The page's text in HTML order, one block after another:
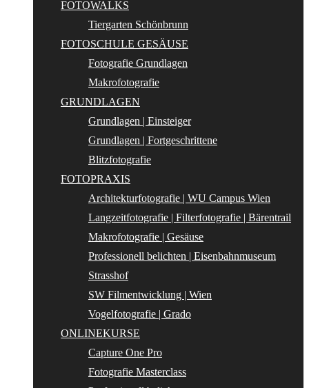
FOTOWALKS
Tiergarten Schönbrunn
FOTOSCHULE GESÄUSE
Fotografie Grundlagen
Makrofotografie
GRUNDLAGEN
Grundlagen | Einsteiger
Grundlagen | Fortgeschrittene
Blitzfotografie
FOTOPRAXIS
Architekturfotografie | WU Campus Wien
Langzeitfotografie | Filterfotografie | Bärentrail
Makrofotografie | Gesäuse
Professionell belichten | Eisenbahnmuseum
Strasshof
SW Filmentwicklung | Wien
Vogelfotografie | Grado
ONLINEKURSE
Capture One Pro
Fotografie Masterclass